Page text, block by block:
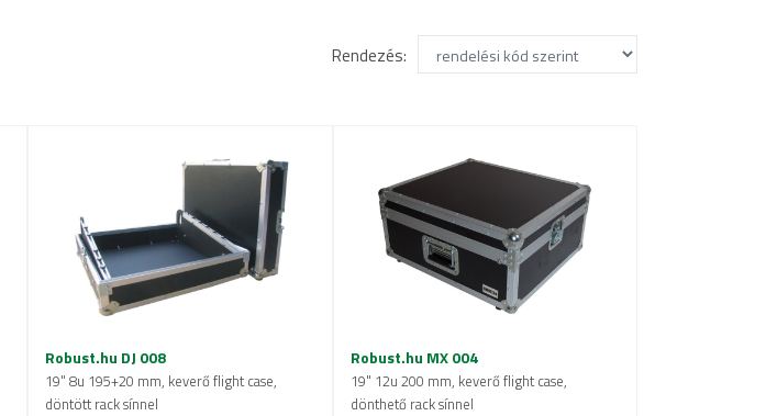
Rendezés:
Robust.hu DJ 008
19" 8u 195+20 mm, keverő flight case,
döntött rack sínnel
Robust.hu MX 004
19" 12u 200 mm, keverő flight case,
dönthető rack sínnel